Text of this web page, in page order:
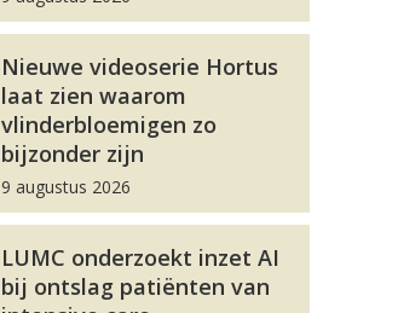
Nieuwe videoserie Hortus
laat zien waarom
vlinderbloemigen zo
bijzonder zijn
9 augustus 2026
LUMC onderzoekt inzet AI
bij ontslag patiënten van